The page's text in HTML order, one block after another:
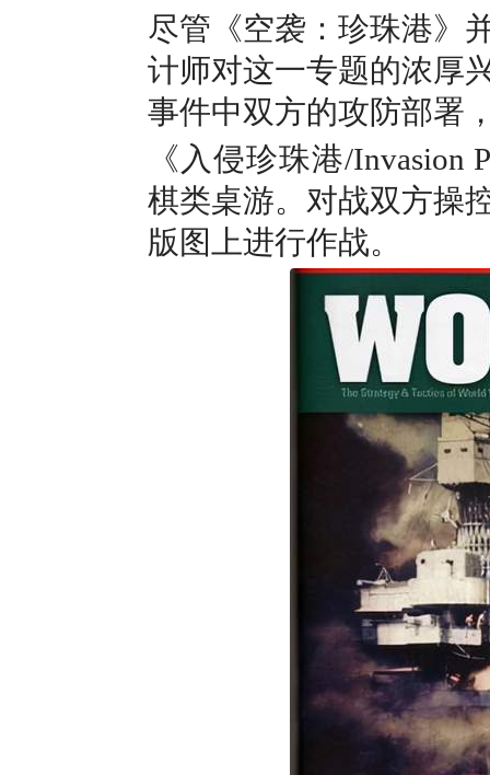
尽管 《空袭：珍珠港》
计师对这一专题的浓厚
事件中双方的攻防部署
《入侵珍珠港/Invasion
棋类桌游。对战双方操
版图上进行作战。